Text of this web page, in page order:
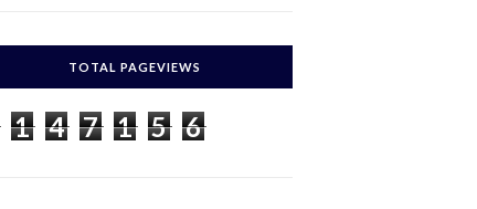
TOTAL PAGEVIEWS
1 4 7 1 5 6